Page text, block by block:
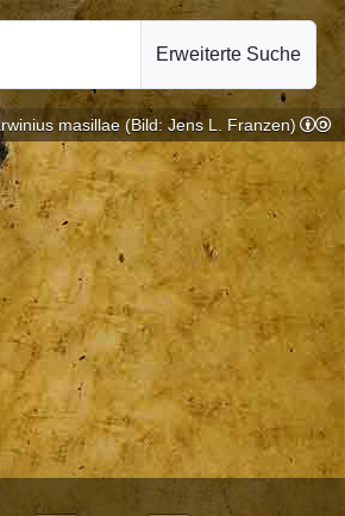
Erweiterte Suche
masillae (Bild: Jens L. Franzen)